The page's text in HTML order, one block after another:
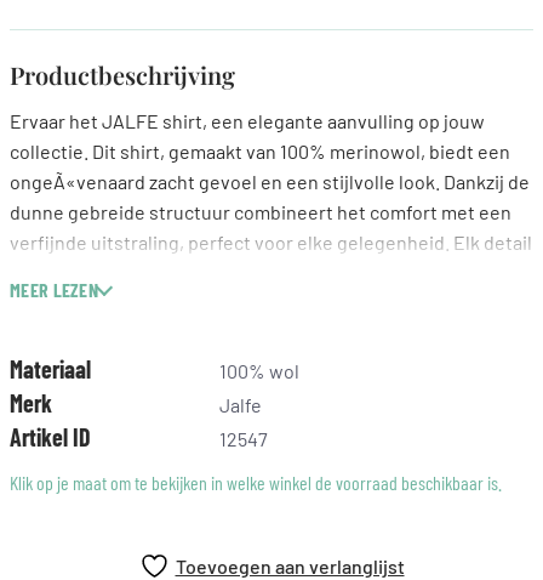
Productbeschrijving
Ervaar het JALFE shirt, een elegante aanvulling op jouw
collectie. Dit shirt, gemaakt van 100% merinowol, biedt een
ongeÃ«venaard zacht gevoel en een stijlvolle look. Dankzij de
dunne gebreide structuur combineert het comfort met een
verfijnde uitstraling, perfect voor elke gelegenheid. Elk detail
liefhebbers van kwaliteit en stijl. Voeg een vleugje luxe toe
passie is gemaakt.
MEER LEZEN
Materiaal 100% wol
Merk Jalfe
Artikel ID
12547
Klik op je maat om te bekijken in welke winkel de voorraad beschikbaar is.
Toevoegen aan verlanglijst